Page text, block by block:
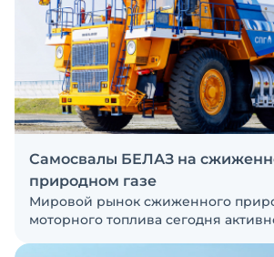
Самосвалы БЕЛАЗ на
природном газе
Мировой рынок сжиженного
моторного топлива сегодня